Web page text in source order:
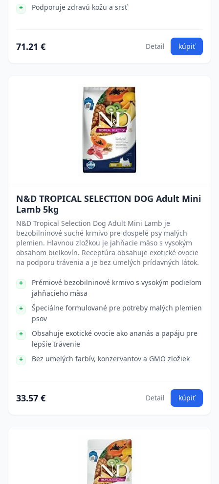
Podporuje zdravú kožu a srsť
71.21 € Detail kúpiť
N&D TROPICAL SELECTION DOG Adult Mini
Lamb 5kg
N&D Tropical Selection Dog Adult Mini Lamb je
bezobilninové suché krmivo pre dospelé psy malých
plemien. Hlavnou zložkou je jahňacie mäso s vysokým
obsahom bielkovín. Receptúra obsahuje exotické ovocie
na podporu trávenia a je bez umelých prídavných látok.
Prémiové bezobilninové krmivo s vysokým podielom
jahňacieho mäsa
Špeciálne formulované pre potreby malých plemien
psov
Obsahuje exotické ovocie ako ananás a papáju pre
lepšie trávenie
Bez umelých farbív, konzervantov a GMO zložiek
33.57 € Detail kúpiť